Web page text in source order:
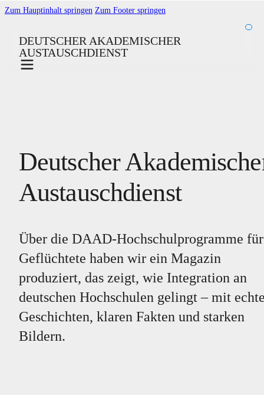
Zum Hauptinhalt springen Zum Footer springen
DEUTSCHER AKADEMISCHER
AUSTAUSCHDIENST
Deutscher
Austauschdienst
Über die DAAD-Hochschulprogramme für
Geflüchtete haben wir ein Magazin
produziert, das zeigt, wie Integration an
deutschen Hochschulen gelingt – mit
Geschichten, klaren Fakten und starken
Bildern.